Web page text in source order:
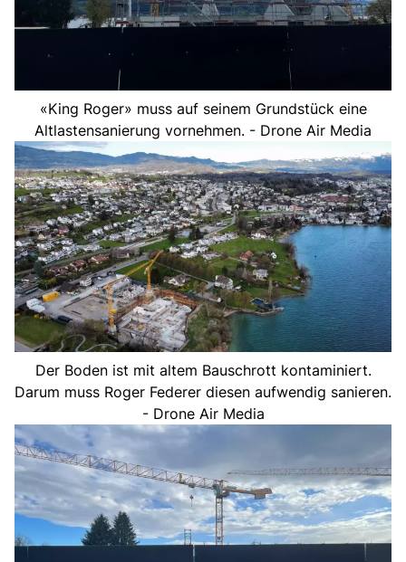
«King Roger» muss auf seinem Grundstück eine
Altlastensanierung vornehmen. - Drone Air Media
Der Boden ist mit altem Bauschrott kontaminiert.
Darum muss Roger Federer diesen aufwendig sanieren.
- Drone Air Media